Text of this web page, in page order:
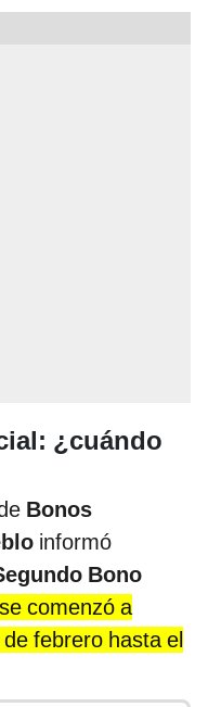
¿cuándo
Bonos
informó
Bono
comenzó a
febrero hasta el